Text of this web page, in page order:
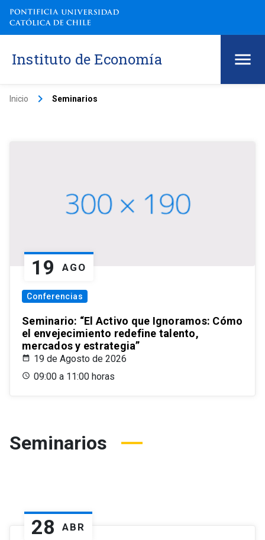
Instituto de Economía
Inicio keyboard_arrow_right Seminarios
19 AGO
Conferencias
Seminario: “El Activo que Ignoramos: Cómo
el envejecimiento redefine talento,
mercados y estrategia”
19 de Agosto de 2026
09:00 a 11:00 horas
Seminarios
28 ABR